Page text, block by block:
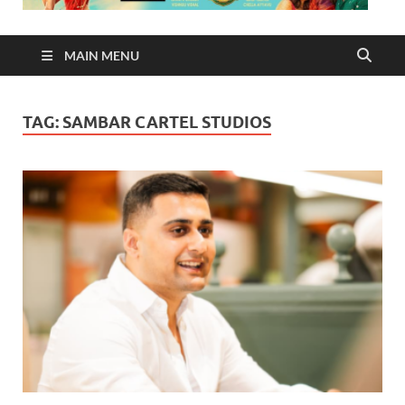
MAIN MENU
TAG: SAMBAR CARTEL STUDIOS